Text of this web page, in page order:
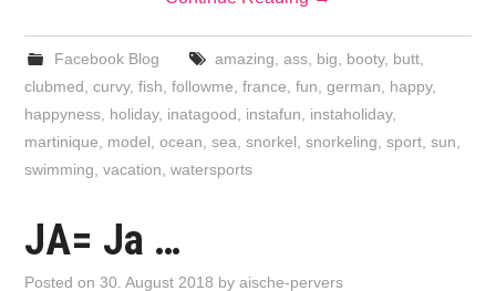
Facebook Blog amazing ass, big booty, butt,
clubmed ,curvy,fish ,followme ,france ,fun ,german happy,
happyness holiday, inatagood instafun instaholiday,
martinique
model ,ocean ,sea ,snorkel ,snorkeling ,sport ,sun
swimming ,vacation ,watersports
JA= Ja …
Posted on30. August 2018 byaische-pervers